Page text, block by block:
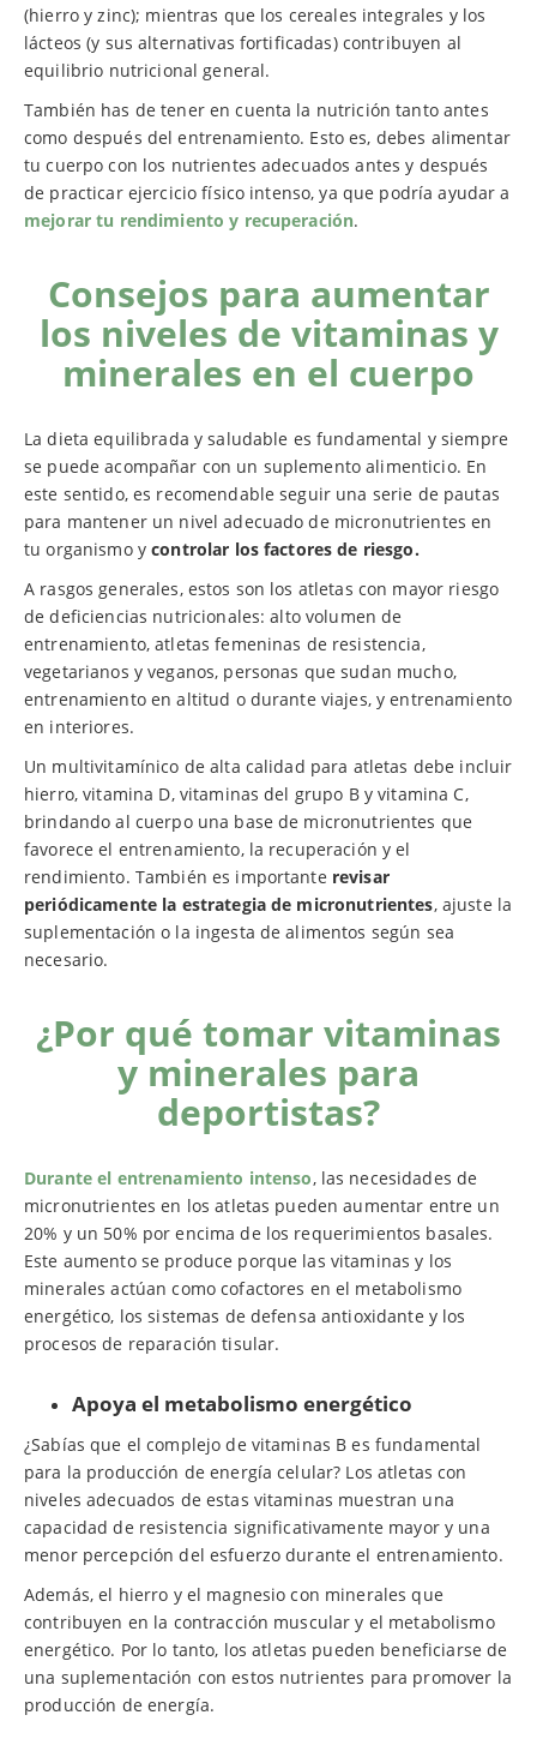
(hierro y zinc); mientras que los cereales integrales y los
lácteos (y sus alternativas fortificadas) contribuyen al
equilibrio nutricional general.
También has de tener en cuenta la nutrición tanto antes
como después del entrenamiento. Esto es, debes alimentar
tu cuerpo con los nutrientes adecuados antes y después
de practicar ejercicio físico intenso, ya que podría ayudar a
mejorar tu rendimiento y recuperación.
Consejos para aumentar
los niveles de vitaminas y
minerales en el cuerpo
La dieta equilibrada y saludable es fundamental y siempre
se puede acompañar con un suplemento alimenticio. En
este sentido, es recomendable seguir una serie de pautas
para mantener un nivel adecuado de micronutrientes en
tu organismo ycontrolar los factores de riesgo.
A rasgos generales, estos son los atletas con mayor riesgo
de deficiencias nutricionales: alto volumen de
entrenamiento, atletas femeninas de resistencia,
vegetarianos y veganos, personas que sudan mucho,
entrenamiento en altitud o durante viajes, y entrenamiento
en interiores.
Un multivitamínico de alta calidad para atletas debe incluir
hierro, vitamina D, vitaminas del grupo B y vitamina C,
brindando al cuerpo una base de micronutrientes que
favorece el entrenamiento, la recuperación y el
rendimiento. También es importante revisar
periódicamente la estrategia de micronutrientes, ajuste la
suplementación o la ingesta de alimentos según sea
necesario.
¿Por qué tomar vitaminas
y minerales para
deportistas?
Durante el entrenamiento intenso, las necesidades de
micronutrientes en los atletas pueden aumentar entre un
20% y un 50% por encima de los requerimientos basales.
Este aumento se produce porque las vitaminas y los
minerales actúan como cofactores en el metabolismo
energético, los sistemas de defensa antioxidante y los
procesos de reparación tisular.
Apoya el metabolismo energético
¿Sabías que el complejo de vitaminas B es fundamental
para la producción de energía celular? Los atletas con
niveles adecuados de estas vitaminas muestran una
capacidad de resistencia significativamente mayor y una
menor percepción del esfuerzo durante el entrenamiento.
Además, el hierro y el magnesio con minerales que
contribuyen en la contracción muscular y el metabolismo
energético. Por lo tanto, los atletas pueden beneficiarse de
una suplementación con estos nutrientes para promover la
producción de energía.